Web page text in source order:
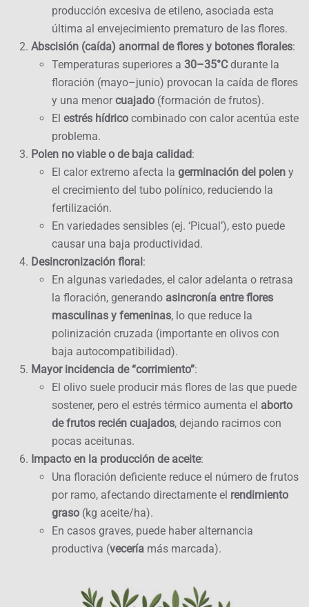
producción excesiva de etileno, asociada esta
última al envejecimiento prematuro de las flores.
Abscisión (caída) anormal de flores y botones florales:
Temperaturas superiores a 30–35°Cdurante la
floración (mayo–junio) provocan la caída de flores
y una menor cuajado (formación de frutos).
El estrés hídrico combinado con calor acentúa este
problema.
Polen no viable o de baja calidad:
El calor extremo afecta la germinación del polen y
el crecimiento del tubo polínico, reduciendo la
fertilización.
En variedades sensibles (ej. ‘Picual’), esto puede
causar una baja productividad.
Desincronización floral:
En algunas variedades, el calor adelanta o retrasa
la floración, generando asincronía entre flores
masculinas y femeninas, lo que reduce la
polinización cruzada (importante en olivos con
baja autocompatibilidad).
Mayor incidencia de “corrimiento”:
El olivo suele producir más flores de las que puede
sostener, pero el estrés térmico aumenta el aborto
de frutos recién cuajados, dejando racimos con
pocas aceitunas.
Impacto en la producción de aceite:
Una floración deficiente reduce el número de frutos
por ramo, afectando directamente el rendimiento
graso (kg aceite/ha).
En casos graves, puede haber alternancia
productiva (vecería más marcada).